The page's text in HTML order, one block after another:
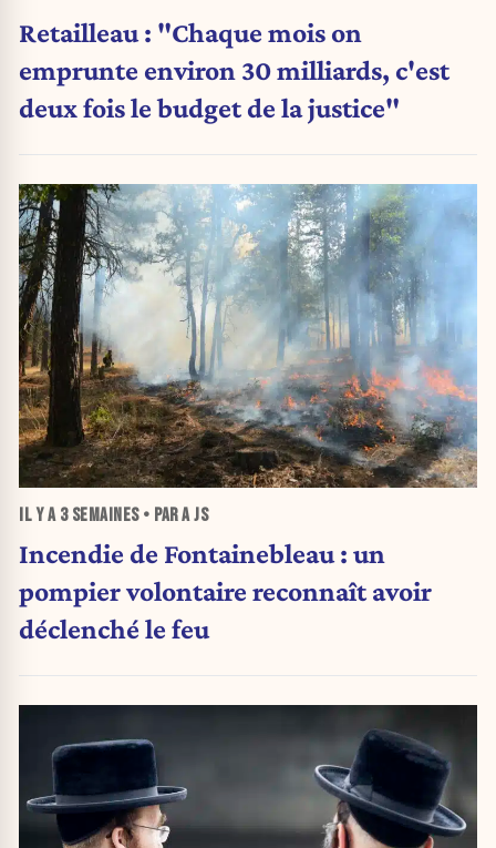
Retailleau : "Chaque mois on
emprunte environ 30 milliards, c'est
deux fois le budget de la justice"
IL Y A 3 SEMAINES• PAR A JS
Incendie de Fontainebleau : un
pompier volontaire reconnaît avoir
déclenché le feu